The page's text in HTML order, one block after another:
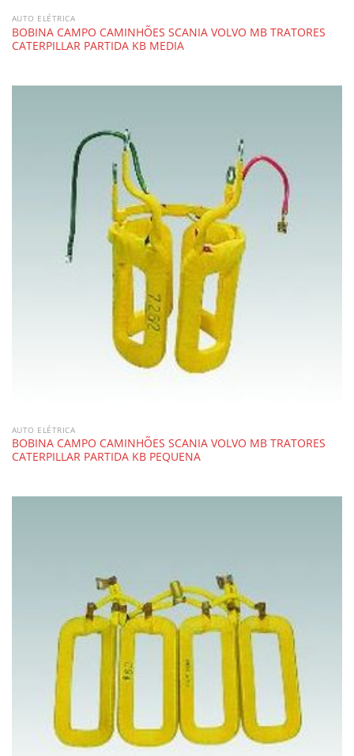
AUTO ELÉTRICA
BOBINA CAMPO CAMINHÕES SCANIA VOLVO MB TRATORES
CATERPILLAR PARTIDA KB MEDIA
AUTO ELÉTRICA
BOBINA CAMPO CAMINHÕES SCANIA VOLVO MB TRATORES
CATERPILLAR PARTIDA KB PEQUENA